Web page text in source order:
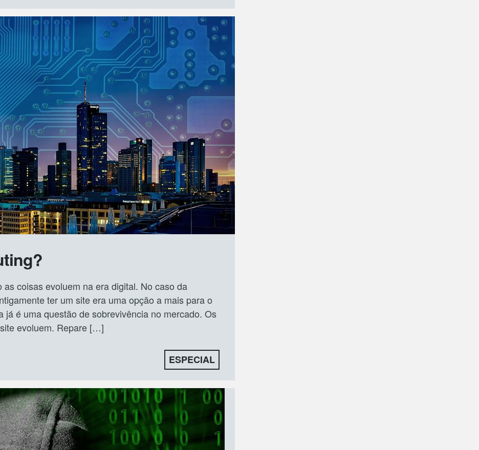
coisas evoluem na era digital. No caso da
ter um site era uma opção a mais para o
já é uma questão de sobrevivência no mercado. Os
evoluem. Repare […]
ESPECIAL